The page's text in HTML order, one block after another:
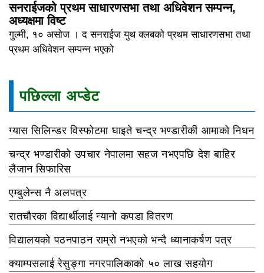
सनराईजको प्रथम साधारणसभा तथा अधिवेशन सम्पन्न,
अध्यक्षमा विष्ट
गुल्मी, १० असोज । द सनराईज युथ क्लबको प्रथम साधारणसभा तथा
प्रथम अधिवेशन सम्पन्न भएको
पछिल्ला अप्डेट
ग्यास सिलिन्डर विस्फोटमा घाइते चन्द्र भण्डारीकी आमाको निधन
चन्द्र भण्डारीको उपचार नेपालमा सहज नभएपछि देश बाहिर
लैजान सिफारिस
एम्बुलेन्स नै अलपत्र
रातचौरका विद्यार्थीलाई न्यानो कपडा वितरण
विद्यालयको पठनपाठन राम्रो नभएको भन्दै ध्यानाकर्षण पत्र
क्याम्पसलाई रेसुङ्गा नगरपालिकाको ५० लाख सहयोग